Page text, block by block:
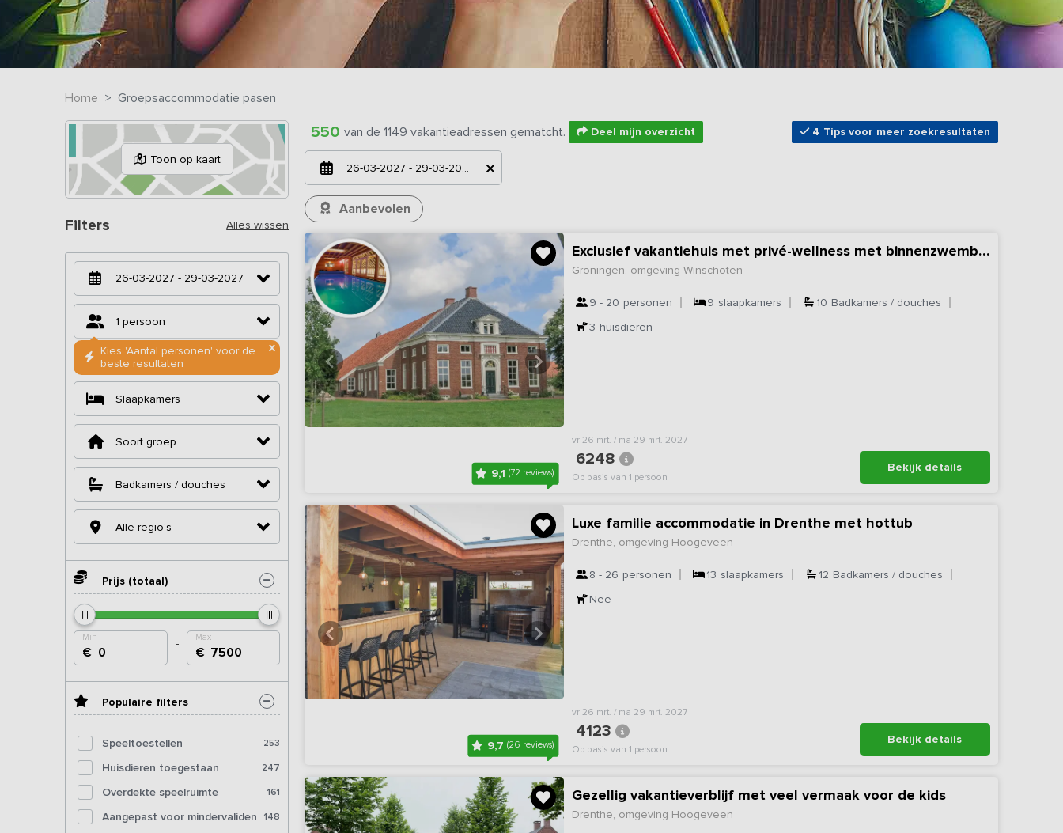
Home Groepsaccommodatie pasen
Toon op kaart
Filters Alles wissen
1 persoon
X
Kies 'Aantal personen' voor de
beste resultaten
Slaapkamers
Soort groep
Badkamers / douches
Alle regio's
Prijs (totaal)
Min
€
Max
€
Populaire filters
Speeltoestellen 253
Huisdieren toegestaan 247
Overdekte speelruimte 161
Aangepast voor mindervaliden 148
550 van de 1149 vakantieadressen gematcht. Deel mijn overzicht 4 Tips voor meer zoekresultaten
26-03-2027 - 29-03-2027
Aanbevolen
9,1(72 reviews)
Exclusief vakantiehuis met privé-wellness met binnenzwembad, sauna en bubbelbad
Groningen, omgeving Winschoten
9 - 20 personen 9 slaapkamers 10 Badkamers / douches
3 huisdieren
vr 26 mrt. / ma 29 mrt. 2027
6248
Op basis van 1 persoon
Bekijk details
9,7(26 reviews)
Luxe familie accommodatie in Drenthe met hottub
Drenthe, omgeving Hoogeveen
8 - 26 personen 13 slaapkamers 12 Badkamers / douches
Nee
vr 26 mrt. / ma 29 mrt. 2027
4123
Op basis van 1 persoon
Bekijk details
Gezellig vakantieverblijf met veel vermaak voor de kids
Drenthe, omgeving Hoogeveen